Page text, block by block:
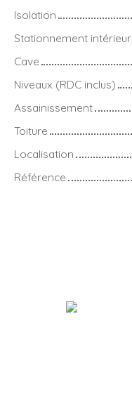
Isolation
Stationnement intérieur
Cave
Niveaux (RDC inclus)
Assainissement
Toiture
Localisation
Référence